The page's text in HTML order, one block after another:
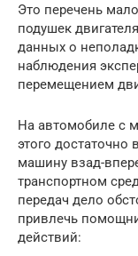
Это перечень
подушек
данных о
наблюдения
перемещением
На автомобиле с
этого достаточно
машину взад-
транспортном
передач дело
привлечь
действий: